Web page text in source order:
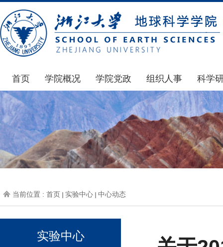
首页 学院概况
学院简介
发展简史
组织机构
师资力量
学院院刊
学院党政
通知公告
学院发文
党委会议纪要
党政联席会议纪要
人力资源会议纪要
办事指南
组织人事
通知公告
博士后管理
人才招聘
年度考核
下载专区
科学
国家
科研
通知
科研
地科
当前位置 : 首页 实验中心 中心动态
实验中心